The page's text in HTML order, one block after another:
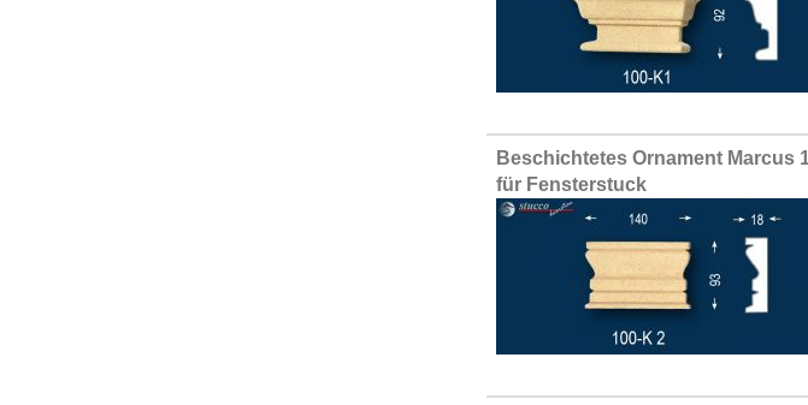
Beschichtetes Ornament Marcus
für Fensterstuck